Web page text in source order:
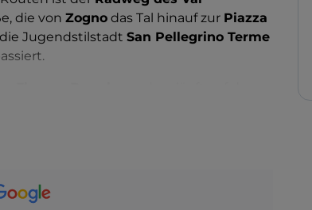
die von Zogno das Tal hinauf zur Piazza
Jugendstilstadt San Pellegrino Terme
zahlreichen Tunnels, die an heißen
nur 230 Meter beträgt.